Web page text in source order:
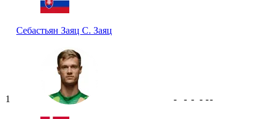
Себастьян Заяц С. Заяц
1 - - - - --